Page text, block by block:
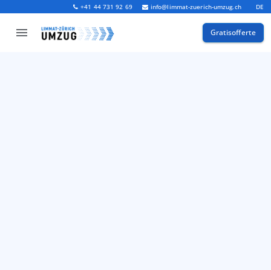
+41 44 731 92 69 info@limmat-zuerich-umzug.ch DE
Gratisofferte